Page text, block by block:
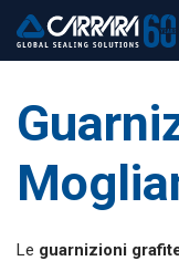
Le guarnizioni